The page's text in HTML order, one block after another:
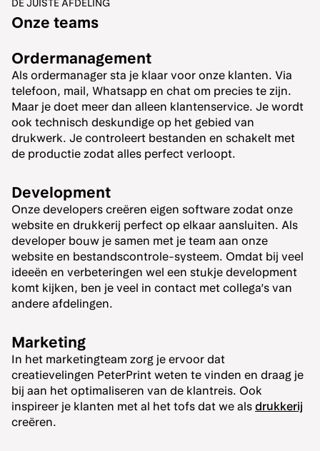
DE JUISTE AFDELING
Onze teams
Ordermanagement
Als ordermanager sta je klaar voor onze klanten. Via
telefoon, mail, Whatsapp en chat om precies te zijn.
Maar je doet meer dan alleen klantenservice. Je wordt
ook technisch deskundige op het gebied van
drukwerk. Je controleert bestanden en schakelt met
de productie zodat alles perfect verloopt.
Development
Onze developers creëren eigen software zodat onze
website en drukkerij perfect op elkaar aansluiten. Als
developer bouw je samen met je team aan onze
website en bestandscontrole-systeem. Omdat bij veel
ideeën en verbeteringen wel een stukje development
komt kijken, ben je veel in contact met collega’s van
andere afdelingen.
Marketing
In het marketingteam zorg je ervoor dat
creatievelingen PeterPrint weten te vinden en draag je
bij aan het optimaliseren van de klantreis. Ook
inspireer je klanten met al het tofs dat we als drukkerij
creëren.